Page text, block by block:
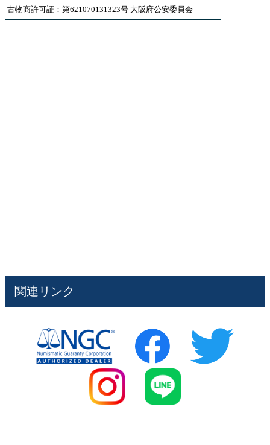
古物商許可証：第621070131323号 大阪府公安委員会
関連リンク